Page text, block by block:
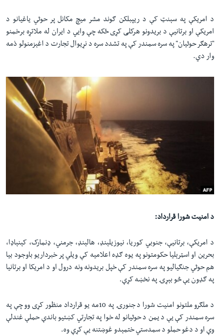
د امریکې په سېنټ کې د ریپبلکن ګوند مشر میچ مکانل پر حوثي یاغیانو د
امریکې او برتانیې د بریدونو هرکلی کړی ځکه چې وایي د ایران له ملاتړه برخمنو
"ترهګر حوثیان" په سره سمندر کې په تشدد سره د نړیوال تجارت د اغېزمنولو ذمه
وار دي.
د امنیت شورا قرارداد:
د امریکې، برتانیې، جنوبي کوریا، نیوزیلېنډ، هالېنډ، جرمني، ډنمارک، کېنېاډا،
بحرین او اسټرېلیا حکومتونو په یوه ګډه اعلامیه کې ویلي پر خبرداریو باوجود بیا
هم حوثي جنګیالیو په سره سمندر کې خپل بریدونه ونه درول او د امریکا او برتانیا
په ګډون یې څو بېړۍ په نخښه کړې.
د ملګرو ملتونو امنیت شورا د جنورۍ په 10مه یو قرارداد منظور کړی وو چې په
سره سمندر کې یې د یمن د حوثیانو له خوا په تجارتي کښتیو باندې حملې غندلې
وې او د دغو حملو د سمدستي ختمېدو غوښتنه یې کړې وه.